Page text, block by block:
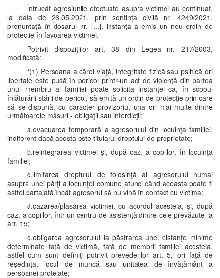
Întrucât agresiunile efectuate asupra victimei au continuat,
la data de 26.05.2021, prin sentința civilă nr. 4249/2021,
pronuntață în dosarul nr. [...], instanța a emis un nou ordin de
protecție în favoarea victimei.
Potrivit dispoziţiilor art. 38 din Legea nr. 217/2003,
modificată:
″(1) Persoana a cărei viaţă, integritate fizică sau psihică ori
libertate este pusă în pericol printr-un act de violenţă din partea
unui membru al familiei poate solicita instanţei ca, în scopul
înlăturării stării de pericol, să emită un ordin de protecţie prin care
să se dispună, cu caracter provizoriu, una ori mai multe dintre
următoarele măsuri - obligaţii sau interdicţii:
a.evacuarea temporară a agresorului din locuinţa familiei,
indiferent dacă acesta este titularul dreptului de proprietate;
b.reintegrarea victimei şi, după caz, a copiilor, în locuinţa
familiei;
c.limitarea dreptului de folosinţă al agresorului numai
asupra unei părţi a locuinţei comune atunci când aceasta poate fi
astfel partajată încât agresorul să nu vină în contact cu victima;
d.cazarea/plasarea victimei, cu acordul acesteia, şi, după
caz, a copiilor, într-un centru de asistenţă dintre cele prevăzute la
art. 19;
e.obligarea agresorului la păstrarea unei distanţe minime
determinate faţă de victimă, faţă de membrii familiei acesteia,
astfel cum sunt definiţi potrivit prevederilor art. 5, ori faţă de
reşedinţa, locul de muncă sau unitatea de învăţământ a
persoanei protejate;